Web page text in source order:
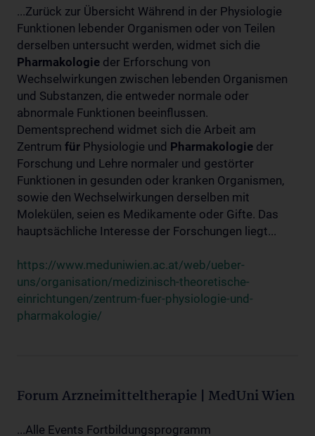
...Zurück zur Übersicht Während in der Physiologie
Funktionen lebender Organismen oder von Teilen
derselben untersucht werden, widmet sich die
Pharmakologie der Erforschung von
Wechselwirkungen zwischen lebenden Organismen
und Substanzen, die entweder normale oder
abnormale Funktionen beeinflussen.
Dementsprechend widmet sich die Arbeit am
Zentrum für Physiologie und Pharmakologie der
Forschung und Lehre normaler und gestörter
Funktionen in gesunden oder kranken Organismen,
sowie den Wechselwirkungen derselben mit
Molekülen, seien es Medikamente oder Gifte. Das
hauptsächliche Interesse der Forschungen liegt...
https://www.meduniwien.ac.at/web/ueber-
uns/organisation/medizinisch-theoretische-
einrichtungen/zentrum-fuer-physiologie-und-
pharmakologie/
Forum Arzneimitteltherapie | MedUni Wien
...Alle Events Fortbildungsprogramm